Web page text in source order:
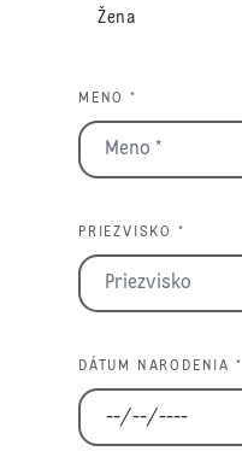
MENO *
PRIEZVISKO *
DÁTUM NARODENIA *